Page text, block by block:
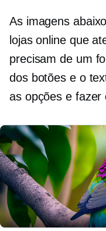
As imagens
lojas online que
precisam de um
dos botões e o
as opções e fazer